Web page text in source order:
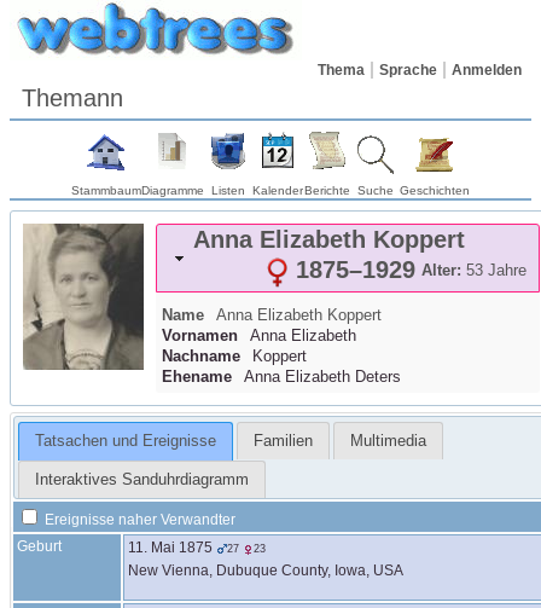
Thema Sprache Anmelden
Themann
StammbaumDiagramme Listen KalenderBerichte Suche Geschichten
Anna Elizabeth Koppert
Alter: 53 Jahre
1875–1929
Name Anna Elizabeth Koppert
Vornamen
Anna Elizabeth
Nachname
Koppert
Ehename
Anna Elizabeth Deters
Tatsachen und Ereignisse Familien Multimedia
Interaktives Sanduhrdiagramm
Ereignisse naher Verwandter
Geburt
11. Mai 1875 27 23
New Vienna, Dubuque County, Iowa, USA